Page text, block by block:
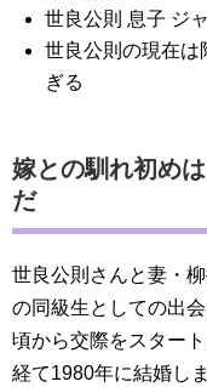
世良公則 息子 ジ
世良公則の現在は
ぎる
嫁との馴れ初め
だ
世良公則さんと妻・
の同級生としての出
頃から交際をスター
経て1980年に結婚しま